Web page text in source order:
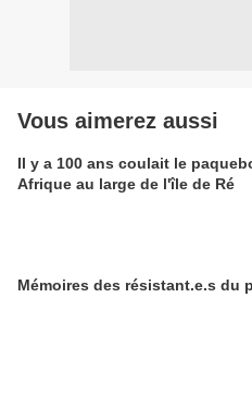
Vous aimerez aussi
Il y a 100 ans coulait le
Afrique au large de l'île de Ré
Mémoires des résistant.e.s du